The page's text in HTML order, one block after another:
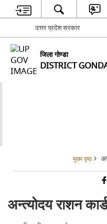
उत्तर प्रदेश सरकार
जिला गोण्डा
DISTRICT
मुख्य पृष्ठ
अन्त्योदय राशन